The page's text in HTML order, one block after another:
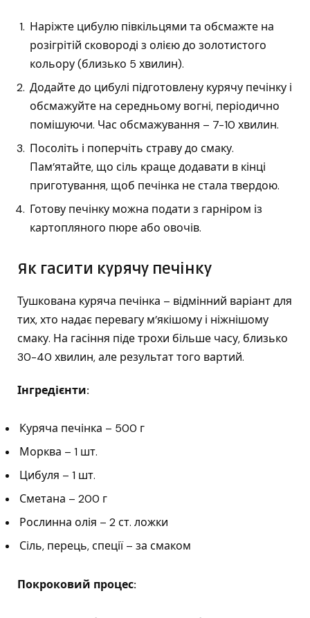
Наріжте цибулю півкільцями та обсмажте на
розігрітій сковороді з олією до золотистого
кольору (близько 5 хвилин).
Додайте до цибулі підготовлену курячу печінку і
обсмажуйте на середньому вогні, періодично
помішуючи. Час обсмажування – 7-10 хвилин.
Посоліть і поперчіть страву до смаку.
Пам’ятайте, що сіль краще додавати в кінці
приготування, щоб печінка не стала твердою.
Готову печінку можна подати з гарніром із
картопляного пюре або овочів.
Як гасити курячу печінку
Тушкована куряча печінка – відмінний варіант для
тих, хто надає перевагу м’якішому і ніжнішому
смаку. На гасіння піде трохи більше часу, близько
30-40 хвилин, але результат того вартий.
Інгредієнти:
Куряча печінка – 500 г
Морква – 1 шт.
Цибуля – 1 шт.
Сметана – 200 г
Рослинна олія – ​​2 ст. ложки
Сіль, перець, спеції – за смаком
Покроковий процес: